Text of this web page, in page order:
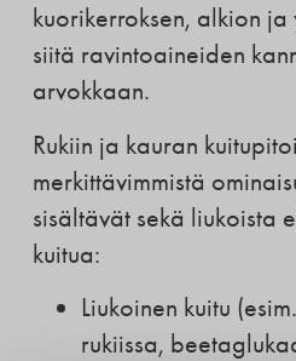
kuorikerroksen, alkion
siitä ravintoaineiden
arvokkaan.
Rukiin ja kauran
merkittävimmistä
sisältävät sekä liukoista
kuitua:
Liukoinen kuitu
rukiissa,